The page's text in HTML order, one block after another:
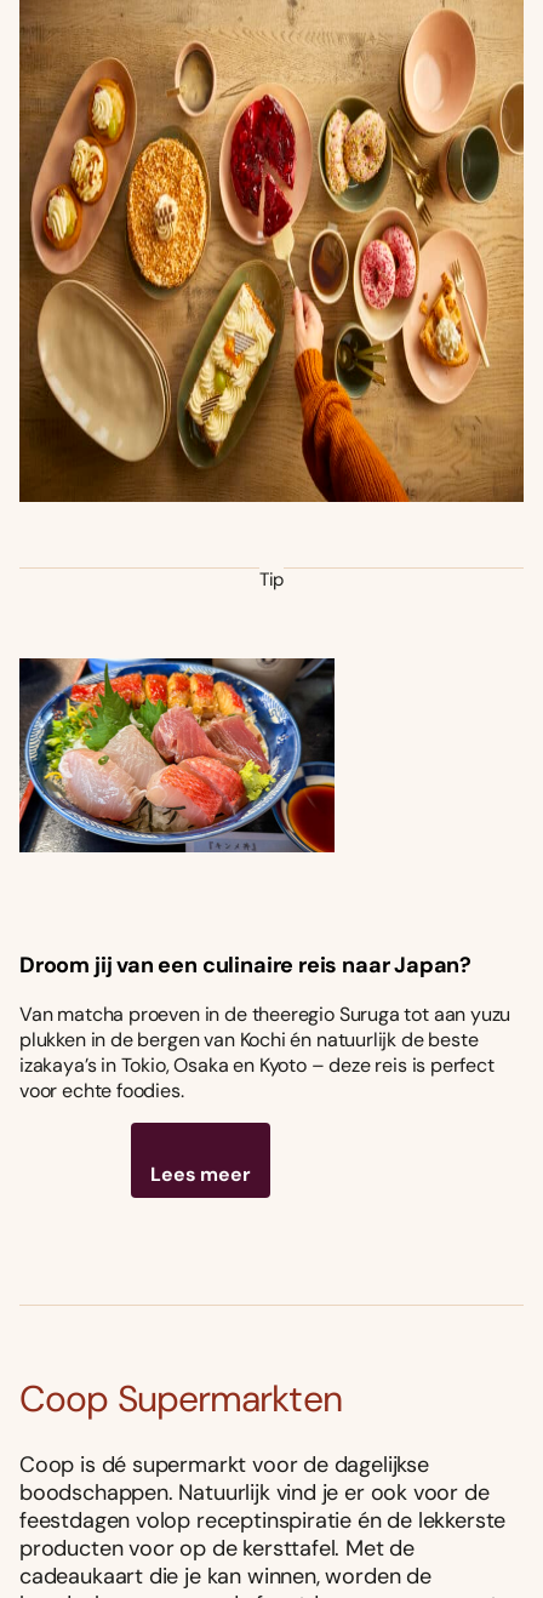
Tip
Droom jij van een culinaire reis naar Japan?
Van matcha proeven in de theeregio Suruga tot aan yuzu
plukken in de bergen van Kochi én natuurlijk de beste
izakaya’s in Tokio, Osaka en Kyoto – deze reis is perfect
voor echte foodies.
Lees meer
Coop Supermarkten
Coop is dé supermarkt voor de dagelijkse
boodschappen. Natuurlijk vind je er ook voor de
feestdagen volop receptinspiratie én de lekkerste
producten voor op de kersttafel. Met de
cadeaukaart die je kan winnen, worden de